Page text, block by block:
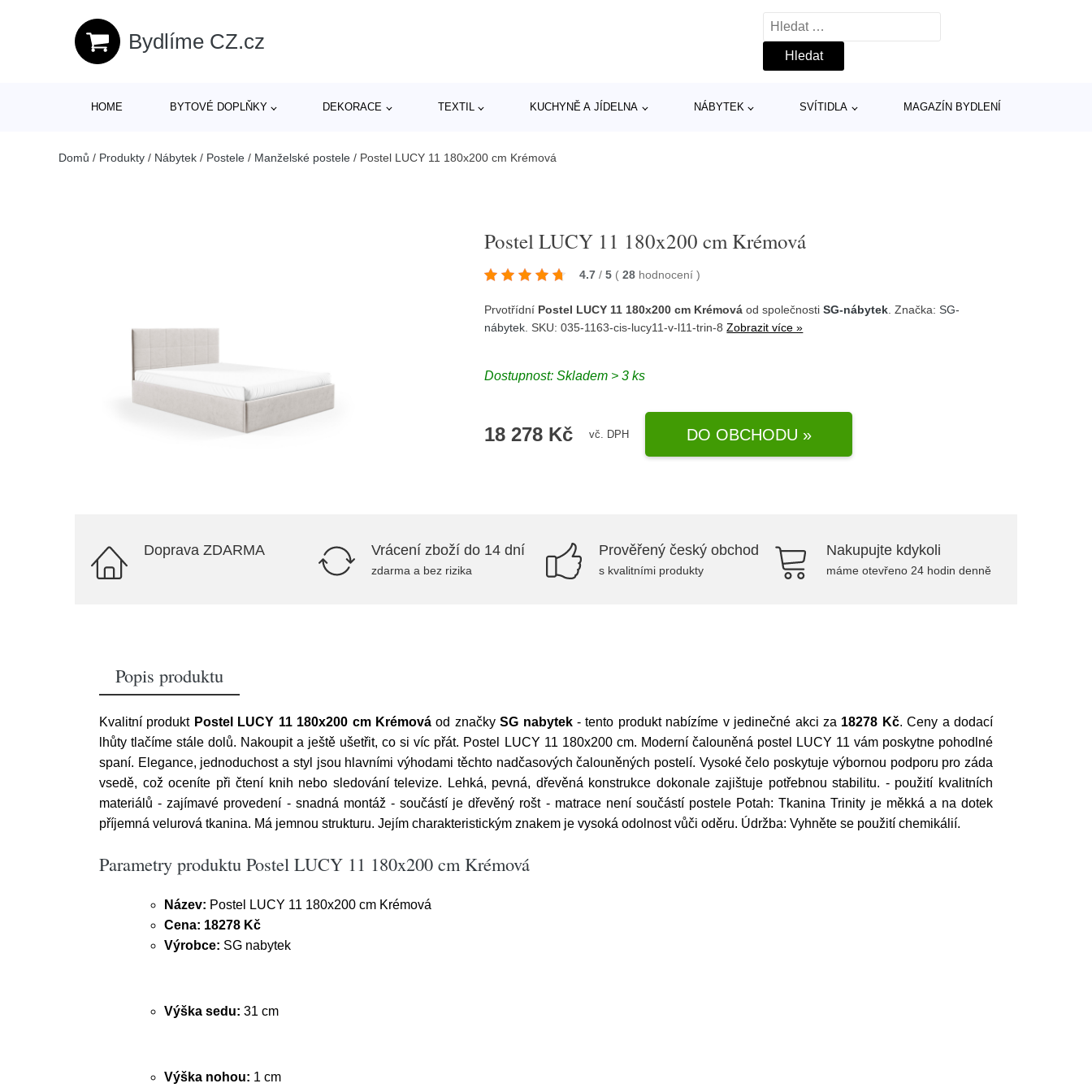
Bydlíme CZ.cz
Vyhledávání
HOME BYTOVÉ DOPLŇKY DEKORACE TEXTIL KUCHYNĚ A JÍDELNA NÁBYTEK SVÍTIDLA MAGAZÍN BYDLENÍ
Domů / Produkty / Nábytek / Postele / Manželské postele / Postel LUCY 11 180x200 cm Krémová
Postel LUCY 11 180x200 cm Krémová
4.7 / 5 ( 28 hodnocení)
Prvotřídní Postel LUCY 11 180x200 cm Krémová od společnostiSG-nábytek . Značka:SG-
nábytek . SKU: 035-1163-cis-lucy11-v-l11-trin-8Zobrazit více »
Dostupnost:Skladem > 3 ks
18 278 Kč vč. DPH DO OBCHODU »
Doprava ZDARMA Vrácení zboží do 14 dní
zdarma a bez rizika
Prověřený český obchod
s kvalitními produkty
Nakupujte kdykoli
máme otevřeno 24 hodin denně
Popis produktu
Kvalitní produkt Postel LUCY 11 180x200 cm Krémováod značkySG nabytek- tento produkt nabízíme v jedinečné akci za 18278 Kč. Ceny a dodací
lhůty tlačíme stále dolů. Nakoupit a ještě ušetřit, co si víc přát. Postel LUCY 11 180x200 cm. Moderní čalouněná postel LUCY 11 vám poskytne pohodlné
spaní. Elegance, jednoduchost a styl jsou hlavními výhodami těchto nadčasových čalouněných postelí. Vysoké čelo poskytuje výbornou podporu pro záda
vsedě, což oceníte při čtení knih nebo sledování televize. Lehká, pevná, dřevěná konstrukce dokonale zajištuje potřebnou stabilitu. - použití kvalitních
materiálů - zajímavé provedení - snadná montáž - součástí je dřevěný rošt - matrace není součástí postele Potah: Tkanina Trinity je měkká a na dotek
příjemná velurová tkanina. Má jemnou strukturu. Jejím charakteristickým znakem je vysoká odolnost vůči oděru. Údržba: Vyhněte se použití chemikálií.
Parametry produktu Postel LUCY 11 180x200 cm Krémová
Název: Postel LUCY 11 180x200 cm Krémová
Cena: 18278 Kč
Výrobce: SG nabytek
Výška sedu: 31 cm
Výška nohou: 1 cm